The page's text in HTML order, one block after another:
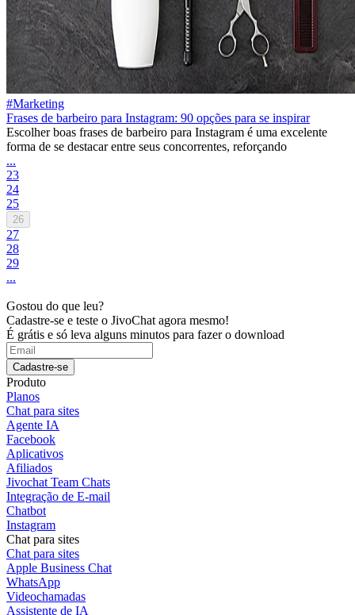
#Marketing
Frases de barbeiro para Instagram: 90 opções para se inspirar
Escolher boas frases de barbeiro para Instagram é uma excelente
forma de se destacar entre seus concorrentes, reforçando
...
23
24
25
26
27
28
29
...
Gostou do que leu?
Cadastre-se e teste o JivoChat agora mesmo!
É grátis e só leva alguns minutos para fazer o download
Cadastre-se
Produto
Planos
Chat para sites
Agente IA
Facebook
Aplicativos
Afiliados
Jivochat Team Chats
Integração de E-mail
Chatbot
Instagram
Chat para sites
Chat para sites
Apple Business Chat
WhatsApp
Videochamadas
Assistente de IA